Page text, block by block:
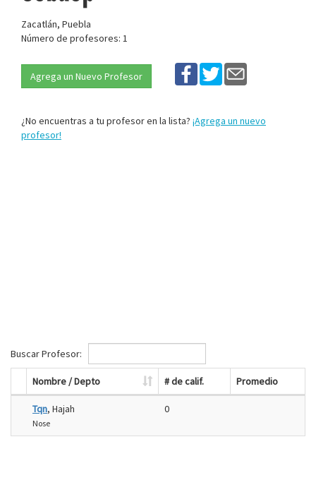
Zacatlán, Puebla
Número de profesores: 1
Agrega un Nuevo Profesor
¿No encuentras a tu profesor en la lista? ¡Agrega un nuevo
profesor!
Buscar Profesor:
Nombre / Depto # de calif. Promedio
Tqn, Hajah
Nose
0